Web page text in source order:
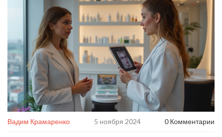
Вадим Крамаренко 5 ноября 2024 0 Комментарии